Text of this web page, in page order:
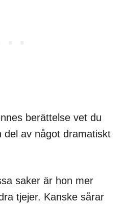
berättelse vet du
del av något dramatiskt
saker är hon mer
tjejer. Kanske sårar